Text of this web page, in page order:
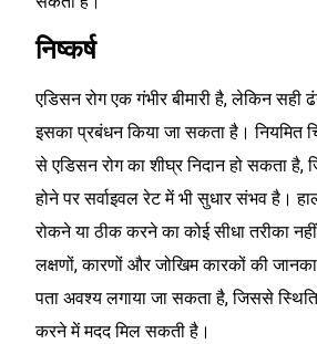
निष्कर्ष
एडिसन रोग एक गंभीर बीमारी है, लेकिन
इसका प्रबंधन किया जा सकता है। नियमित
से एडिसन रोग का शीघ्र निदान हो सकता
होने पर सर्वाइवल रेट में भी सुधार संभव है।
रोकने या ठीक करने का कोई सीधा तरीका
लक्षणों, कारणों और जोखिम कारकों की
पता अवश्य लगाया जा सकता है, जिससे
करने में मदद मिल सकती है।